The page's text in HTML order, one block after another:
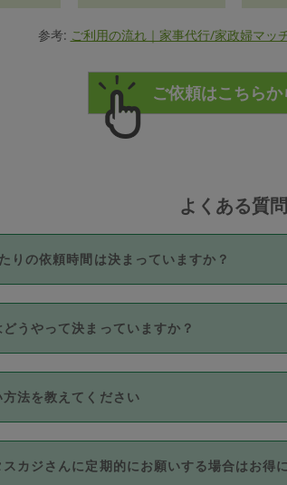
参考: ご利用の流れ｜家事代行/家政婦マッ
よくある質問
りの依頼時間は決まっていますか？
につき3時間固定です。3時間を超えて依頼
をご利用いただくには、タスカジさんに事
です。なお、3時間を下回っても、値引き等
うやって決まっていますか？
の価格帯の中からタスカジさん自身が価格を
さんの価格設定には最初は制限があり、レ
設定可能な最高額が上がっていく仕組みにな
方法を教えてください
方法はクレジットカード（Visa／Master／
のみとなります。
スカジさんに定期的にお願いする場合はお得